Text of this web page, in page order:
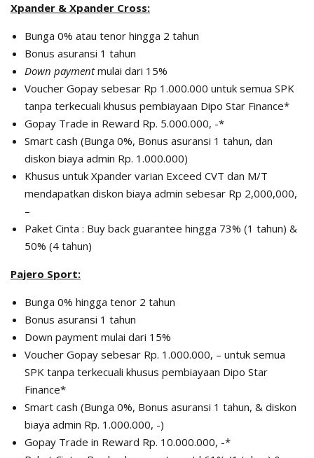
Xpander & Xpander Cross:
Bunga 0% atau tenor hingga 2 tahun
Bonus asuransi 1 tahun
Down paymentmulai dari 15%
Voucher Gopay sebesar Rp 1.000.000 untuk semua SPK
tanpa terkecuali khusus pembiayaan Dipo Star Finance*
Gopay Trade in Reward Rp. 5.000.000, -*
Smart cash (Bunga 0%, Bonus asuransi 1 tahun, dan
diskon biaya admin Rp. 1.000.000)
Khusus untuk Xpander varian Exceed CVT dan M/T
mendapatkan diskon biaya admin sebesar Rp 2,000,000,
–
Paket Cinta : Buy back guarantee hingga 73% (1 tahun) &
50% (4 tahun)
Pajero Sport:
Bunga 0% hingga tenor 2 tahun
Bonus asuransi 1 tahun
Down payment mulai dari 15%
Voucher Gopay sebesar Rp. 1.000.000, – untuk semua
SPK tanpa terkecuali khusus pembiayaan Dipo Star
Finance*
Smart cash (Bunga 0%, Bonus asuransi 1 tahun, & diskon
biaya admin Rp. 1.000.000, -)
Gopay Trade in Reward Rp. 10.000.000, -*